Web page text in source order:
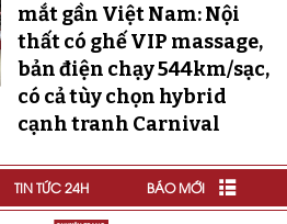
mắt gần Việt Nam: Nội
thất có ghế VIP massage,
bản điện chạy 544km/sạc,
có cả tùy chọn hybrid
cạnh tranh Carnival
TIN TỨC 24H BÁO MỚI